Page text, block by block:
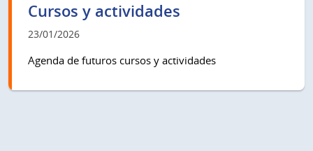
Cursos y actividades
23/01/2026
Agenda de futuros cursos y actividades